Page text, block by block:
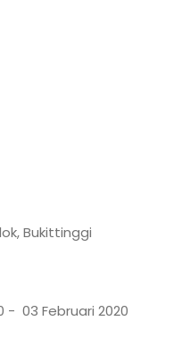
Bukittinggi
03 Februari 2020